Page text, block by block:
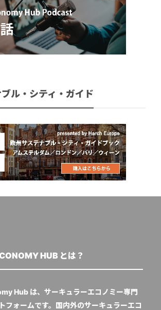
ル・シティ・ガイド
HUB とは？
Hub は、サーキュラーエコノミー専門
フォームです。国内外のサーキュラーエコ